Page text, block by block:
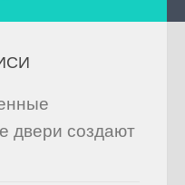
двери создают